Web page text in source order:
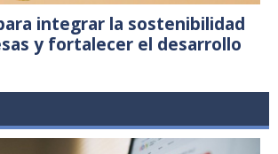
integrar la sostenibilidad
y fortalecer el desarrollo